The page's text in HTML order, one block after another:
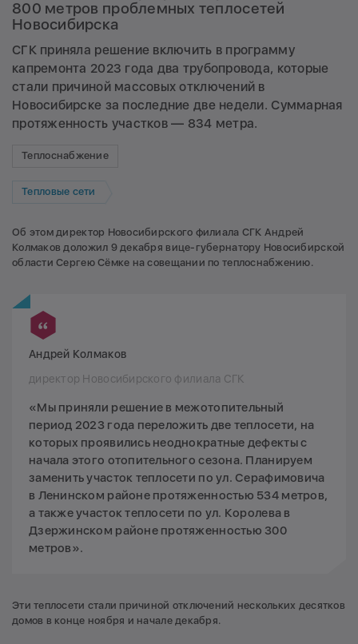
800 метров проблемных теплосетей
Новосибирска
СГК приняла решение включить в программу
капремонта 2023 года два трубопровода, которые
стали причиной массовых отключений в
Новосибирске за последние две недели. Суммарная
протяженность участков — 834 метра.
Теплоснабжение
Тепловые сети
Об этом директор Новосибирского филиала СГК Андрей
Колмаков доложил 9 декабря вице-губернатору Новосибирской
области Сергею Сёмке на совещании по теплоснабжению.
Андрей Колмаков
директор Новосибирского филиала СГК
«Мы приняли решение в межотопительный
период 2023 года переложить две теплосети, на
которых проявились неоднократные дефекты с
начала этого отопительного сезона. Планируем
заменить участок теплосети по ул. Серафимовича
в Ленинском районе протяженностью 534 метров,
а также участок теплосети по ул. Королева в
Дзержинском районе протяженностью 300
метров».
Эти теплосети стали причиной отключений нескольких десятков
домов в конце ноября и начале декабря.